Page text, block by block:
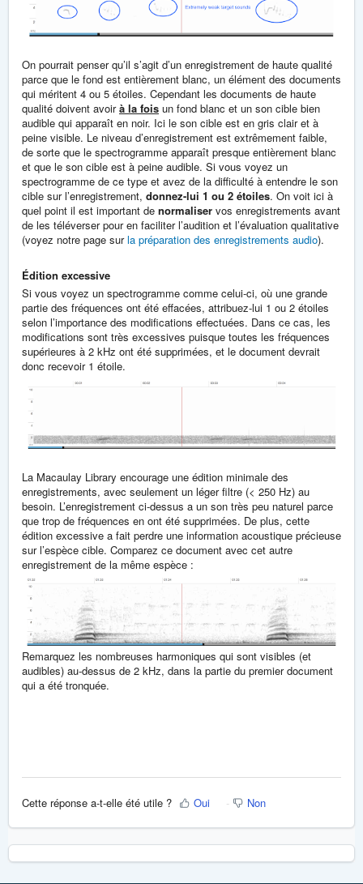
On pourrait penser qu’il s’agit d’un enregistrement de haute qualité
parce que le fond est entièrement blanc, un élément des documents
qui méritent 4 ou 5 étoiles. Cependant les documents de haute
qualité doivent avoirà la fois un fond blanc et un son cible bien
audible qui apparaît en noir. Ici le son cible est en gris clair et à
peine visible. Le niveau d’enregistrement est extrêmement faible,
de sorte que le spectrogramme apparaît presque entièrement blanc
et que le son cible est à peine audible. Si vous voyez un
spectrogramme de ce type et avez de la difficulté à entendre le son
cible sur l’enregistrement, donnez-lui 1 ou 2 étoiles. On voit ici à
quel point il est important de normaliser vos enregistrements avant
de les téléverser pour en faciliter l’audition et l’évaluation qualitative
(voyez notre page surla préparation des enregistrements audio).
Édition excessive
Si vous voyez un spectrogramme comme celui-ci, où une grande
partie des fréquences ont été effacées, attribuez-lui 1 ou 2 étoiles
selon l’importance des modifications effectuées. Dans ce cas, les
modifications sont très excessives puisque toutes les fréquences
supérieures à 2 kHz ont été supprimées, et le document devrait
donc recevoir 1 étoile.
La Macaulay Library encourage une édition minimale des
enregistrements, avec seulement un léger filtre (< 250 Hz) au
besoin. L’enregistrement ci-dessus a un son très peu naturel parce
que trop de fréquences en ont été supprimées. De plus, cette
édition excessive a fait perdre une information acoustique précieuse
sur l’espèce cible. Comparez ce document avec cet autre
enregistrement de la même espèce :
Remarquez les nombreuses harmoniques qui sont visibles (et
audibles) au-dessus de 2 kHz, dans la partie du premier document
qui a été tronquée.
Cette réponse a-t-elle été utile ? Oui Non